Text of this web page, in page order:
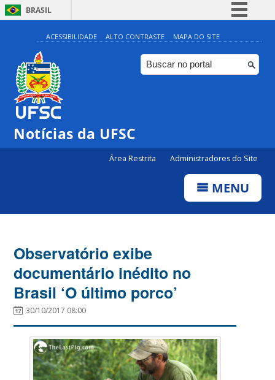
BRASIL
Simplifique!
Comunica BR
Participe
ACESSIBILIDADE ALTO CONTRASTE MAPA DO SITE
Notícias da UFSC
Área Restrita Administradores do Site
MENU
Observatório exibe
documentário inédito no
Brasil ‘O último porco’
30/10/2017 08:00